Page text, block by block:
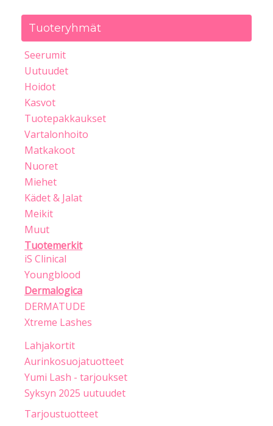
Tuoteryhmät
Seerumit
Uutuudet
Hoidot
Kasvot
Tuotepakkaukset
Vartalonhoito
Matkakoot
Nuoret
Miehet
Kädet & Jalat
Meikit
Muut
Tuotemerkit
iS Clinical
Youngblood
Dermalogica
DERMATUDE
Xtreme Lashes
Lahjakortit
Aurinkosuojatuotteet
Yumi Lash - tarjoukset
Syksyn 2025 uutuudet
Tarjoustuotteet